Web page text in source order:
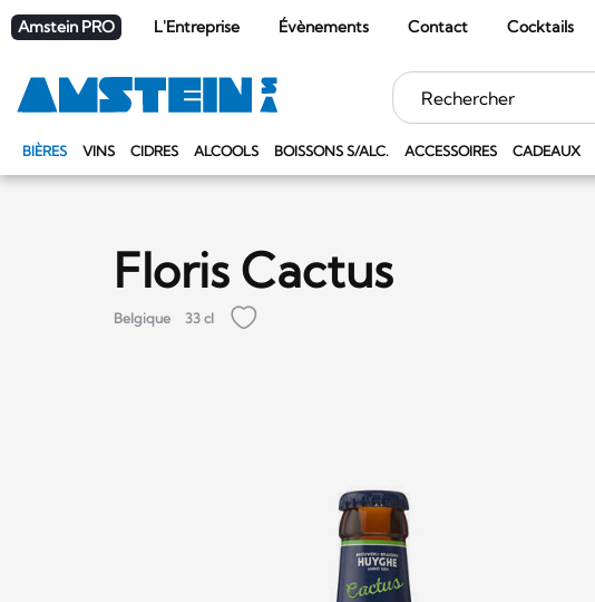
Amstein PRO L'Entreprise Évènements Contact Cocktails
BIÈRES VINS CIDRES ALCOOLS BOISSONS S/ALC. ACCESSOIRES CADEAUX
Mots
clés
Floris Cactus
Belgique 33 cl